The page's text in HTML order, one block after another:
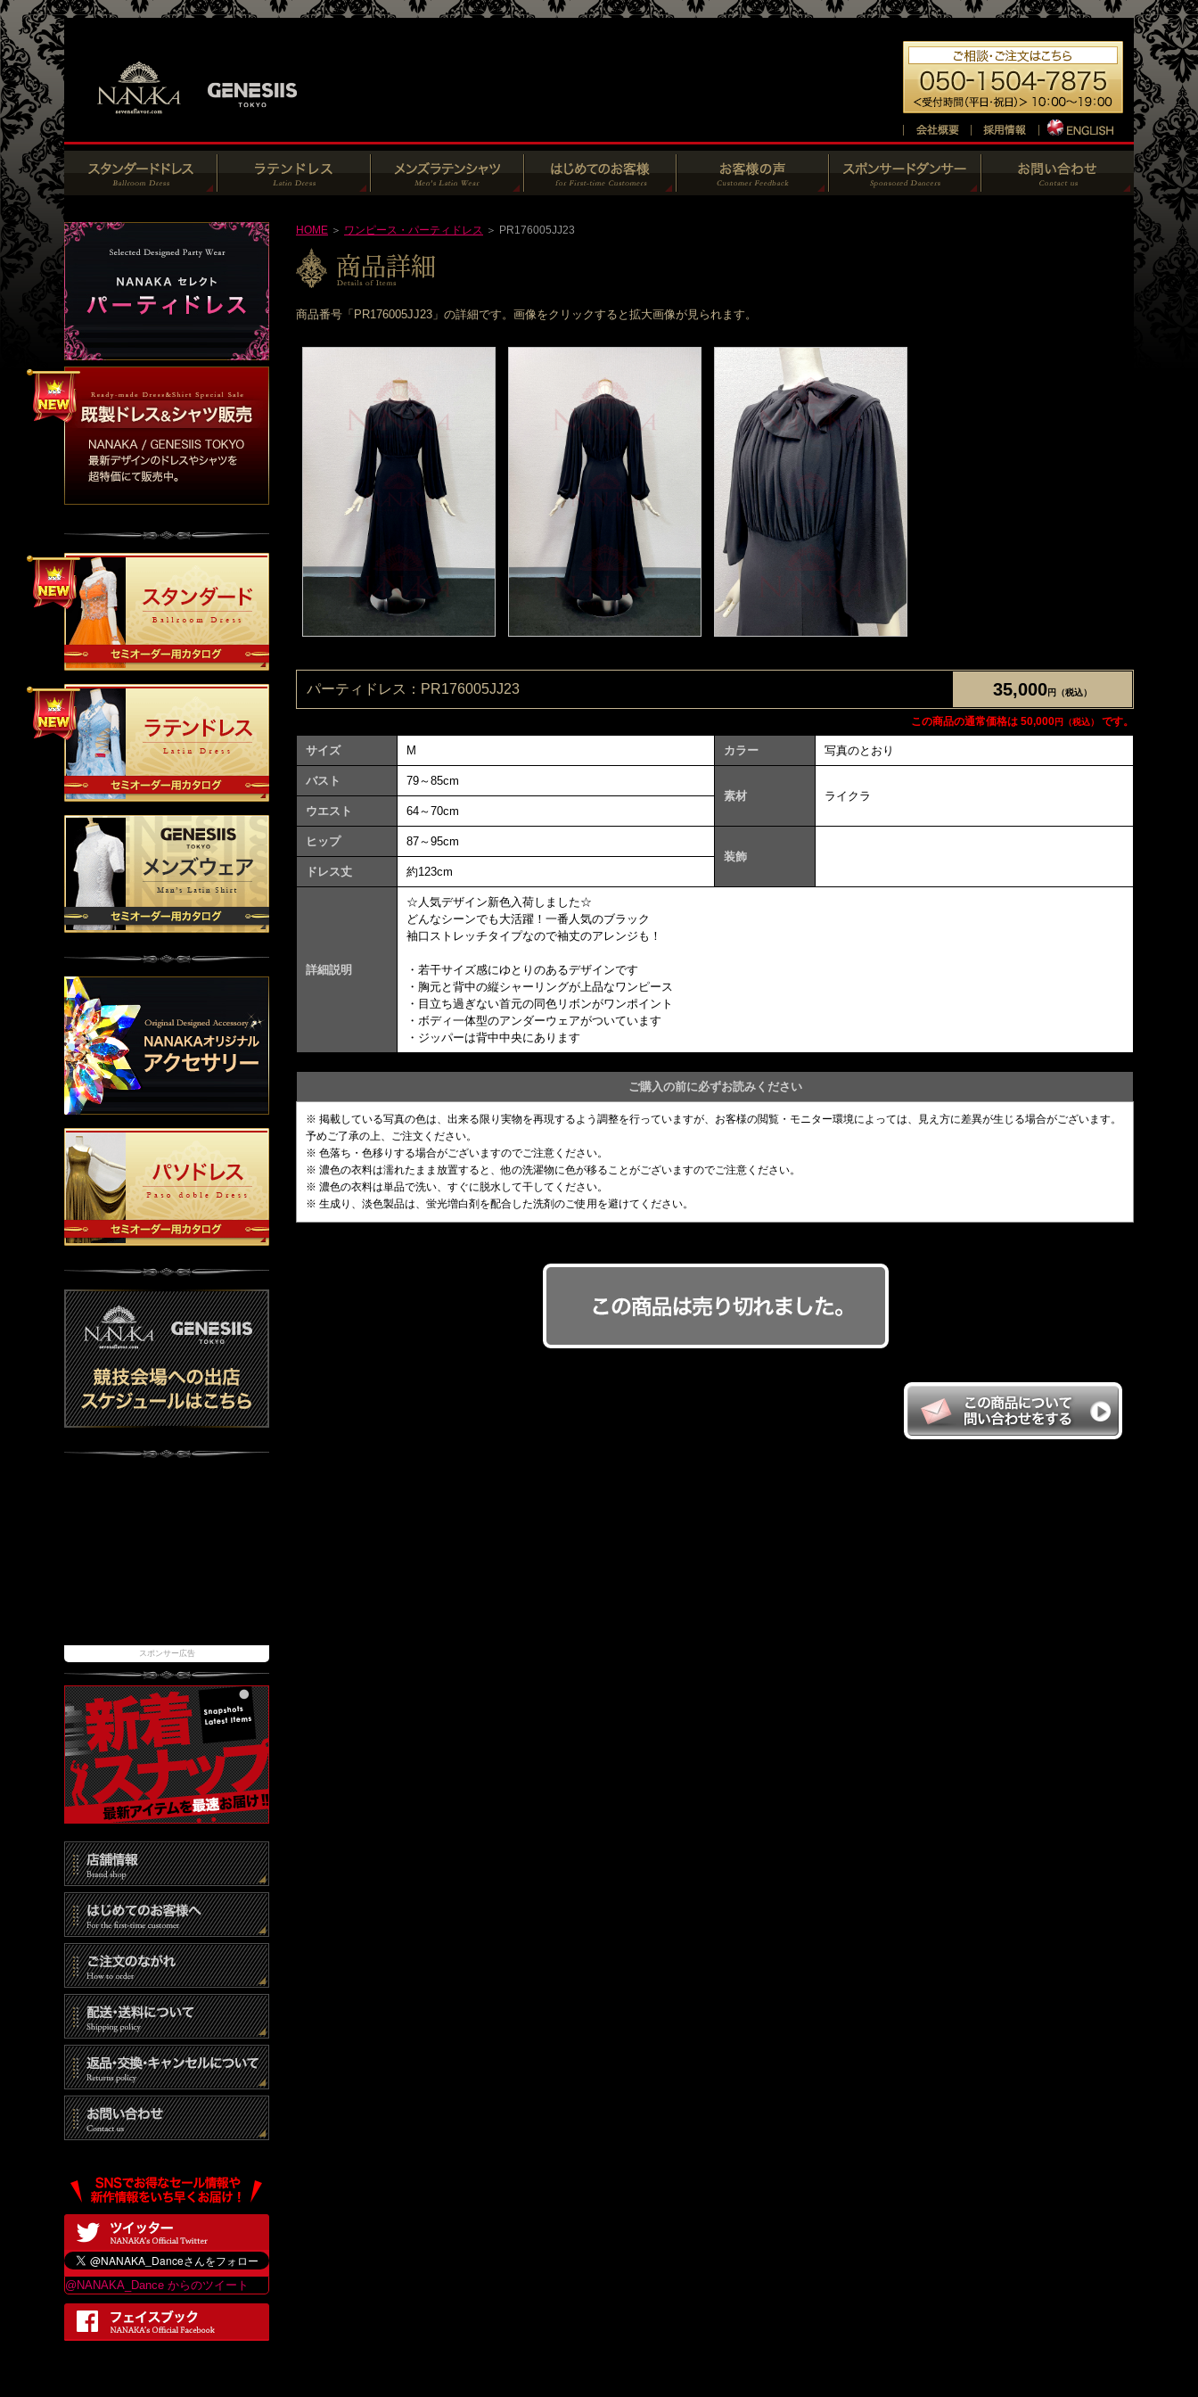
スポンサー広告
@NANAKA_Dance からのツイート
HOME ＞ ワンピース・パーティドレス ＞ PR176005JJ23
商品番号「PR176005JJ23」の詳細です。画像をクリックすると拡大画像が見られます。
パーティドレス：PR176005JJ23 35,000円（税込）
この商品の通常価格は 50,000円（税込） です。
サイズ M カラー 写真のとおり
バスト
79～85cm
素材
ライクラ
ウエスト
64～70cm
ヒップ
87～95cm
装飾
ドレス丈
約123cm
詳細説明
☆人気デザイン新色入荷しました☆
どんなシーンでも大活躍！一番人気のブラック
袖口ストレッチタイプなので袖丈のアレンジも！
・若干サイズ感にゆとりのあるデザインです
・胸元と背中の縦シャーリングが上品なワンピース
・目立ち過ぎない首元の同色リボンがワンポイント
・ボディ一体型のアンダーウェアがついています
・ジッパーは背中中央にあります
ご購入の前に必ずお読みください
※ 掲載している写真の色は、出来る限り実物を再現するよう調整を行っていますが、お客様の閲覧・モニター環境によっては、見え方に差異が生じる場合がございます。
予めご了承の上、ご注文ください。
※ 色落ち・色移りする場合がございますのでご注意ください。
※ 濃色の衣料は濡れたまま放置すると、他の洗濯物に色が移ることがございますのでご注意ください。
※ 濃色の衣料は単品で洗い、すぐに脱水して干してください。
※ 生成り、淡色製品は、蛍光増白剤を配合した洗剤のご使用を避けてください。